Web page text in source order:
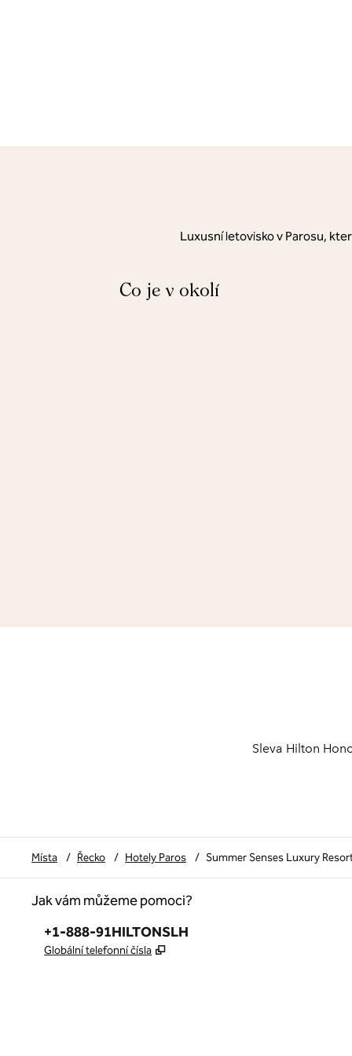
Luxusní letovisko v Parosu,
Co je v okolí
Sleva Hilton
Místa / Řecko / Hotely Paros / Summer Senses Luxury
Jak vám můžeme pomoci?
Telefon:
+1-888-91HILTONSLH
Globální telefonní čísla ,